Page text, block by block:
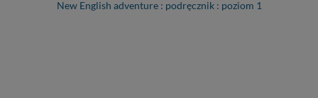
New English adventure : podręcznik : poziom 1